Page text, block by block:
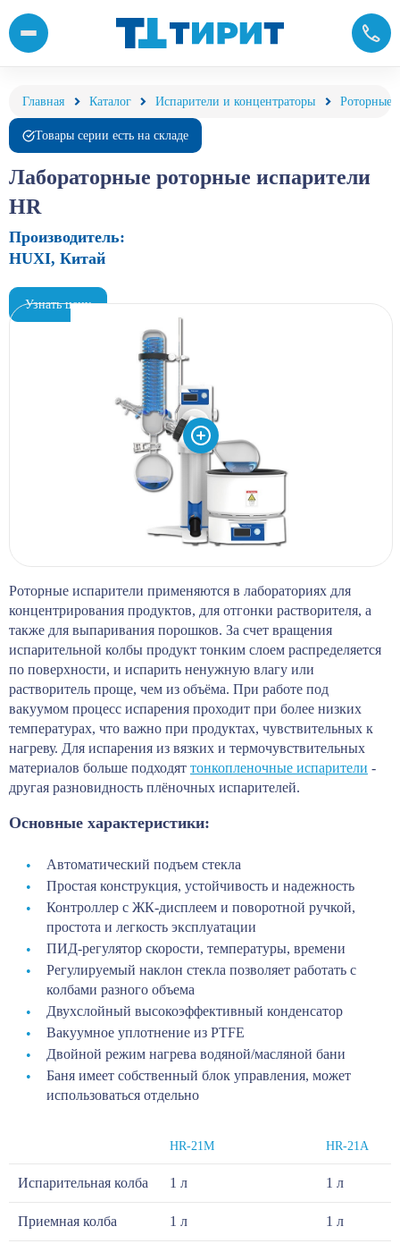
Главная Каталог Испарители и концентраторы Роторные
Товары серии есть на складе
Лабораторные роторные испарители
HR
Производитель:
HUXI, Китай
Узнать цену
Роторные испарители применяются в лабораториях для
концентрирования продуктов, для отгонки растворителя, а
также для выпаривания порошков. За счет вращения
испарительной колбы продукт тонким слоем распределяется
по поверхности, и испарить ненужную влагу или
растворитель проще, чем из объёма. При работе под
вакуумом процесс испарения проходит при более низких
температурах, что важно при продуктах, чувствительных к
нагреву. Для испарения из вязких и термочувствительных
материалов больше подходят тонкопленочные испарители -
другая разновидность плёночных испарителей.
Основные характеристики:
Автоматический подъем стекла
Простая конструкция, устойчивость и надежность
Контроллер с ЖК-дисплеем и поворотной ручкой,
простота и легкость эксплуатации
ПИД-регулятор скорости, температуры, времени
Регулируемый наклон стекла позволяет работать с
колбами разного объема
Двухслойный высокоэффективный конденсатор
Вакуумное уплотнение из PTFE
Двойной режим нагрева водяной/масляной бани
Баня имеет собственный блок управления, может
использоваться отдельно
HR-21M HR-21A
Испарительная колба 1 л 1 л
Приемная колба 1 л 1 л